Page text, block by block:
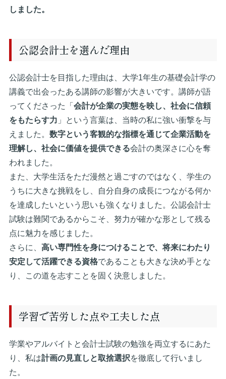
しました。
公認会計士を選んだ理由
公認会計士を目指した理由は、大学1年生の基礎会計学の
講義で出会ったある講師の影響が大きいです。講師が語
ってくださった「 会計が企業の実態を映し、社会に信頼
をもたらす力 」という言葉は、当時の私に強い衝撃を与
えました。 数字という客観的な指標を通じて企業活動を
理解し、社会に価値を提供できる会計の奥深さに心を奪
われました。
また、大学生活をただ漫然と過ごすのではなく、学生の
うちに大きな挑戦をし、自分自身の成長につながる何か
を達成したいという思いも強くなりました。公認会計士
試験は難関であるからこそ、努力が確かな形として残る
点に魅力を感じました。
さらに、 高い専門性を身につけることで、将来にわたり
安定して活躍できる資格であることも大きな決め手とな
り、この道を志すことを固く決意しました。
学習で苦労した点や工夫した点
学業やアルバイトと会計士試験の勉強を両立するにあた
り、私は計画の見直しと取捨選択を徹底して行いまし
た。